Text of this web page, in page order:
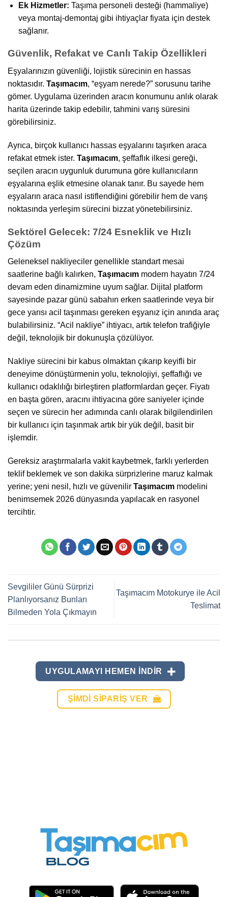
Ek Hizmetler: Taşıma personeli desteği (hammaliye)
veya montaj-demontaj gibi ihtiyaçlar fiyata için destek
sağlanır.
Güvenlik, Refakat ve Canlı Takip Özellikleri
Eşyalarınızın güvenliği, lojistik sürecinin en hassas
noktasıdır. Taşımacım, “eşyam nerede?” sorusunu tarihe
gömer. Uygulama üzerinden aracın konumunu anlık olarak
harita üzerinde takip edebilir, tahmini varış süresini
görebilirsiniz.
Ayrıca, birçok kullanıcı hassas eşyalarını taşırken araca
refakat etmek ister. Taşımacım, şeffaflık ilkesi gereği,
seçilen aracın uygunluk durumuna göre kullanıcıların
eşyalarına eşlik etmesine olanak tanır. Bu sayede hem
eşyaların araca nasıl istiflendiğini görebilir hem de varış
noktasında yerleşim sürecini bizzat yönetebilirsiniz.
Sektörel Gelecek: 7/24 Esneklik ve Hızlı
Çözüm
Geleneksel nakliyeciler genellikle standart mesai
saatlerine bağlı kalırken, Taşımacım modern hayatın 7/24
devam eden dinamizmine uyum sağlar. Dijital platform
sayesinde pazar günü sabahın erken saatlerinde veya bir
gece yarısı acil taşınması gereken eşyanız için anında araç
bulabilirsiniz. “Acil nakliye” ihtiyacı, artık telefon trafiğiyle
değil, teknolojik bir dokunuşla çözülüyor.
Nakliye sürecini bir kabus olmaktan çıkarıp keyifli bir
deneyime dönüştürmenin yolu, teknolojiyi, şeffaflığı ve
kullanıcı odaklılığı birleştiren platformlardan geçer. Fiyatı
en başta gören, aracını ihtiyacına göre saniyeler içinde
seçen ve sürecin her adımında canlı olarak bilgilendirilen
bir kullanıcı için taşınmak artık bir yük değil, basit bir
işlemdir.
Gereksiz araştırmalarla vakit kaybetmek, farklı yerlerden
teklif beklemek ve son dakika sürprizlerine maruz kalmak
yerine; yeni nesil, hızlı ve güvenilir Taşımacım modelini
benimsemek 2026 dünyasında yapılacak en rasyonel
tercihtir.
Sevgililer Günü Sürprizi
Planlıyorsanız Bunları
Bilmeden Yola Çıkmayın
Taşımacım Motokurye ile Acil
Teslimat
UYGULAMAYI HEMEN INDIR
ŞIMDI SIPARIŞ VER